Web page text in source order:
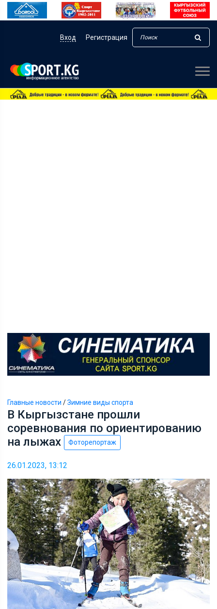
Вход Регистрация
Главные новости /Зимние виды спорта
В Кыргызстане прошли
соревнования по ориентированию
на лыжах
Фоторепортаж
26.01.2023, 13:12